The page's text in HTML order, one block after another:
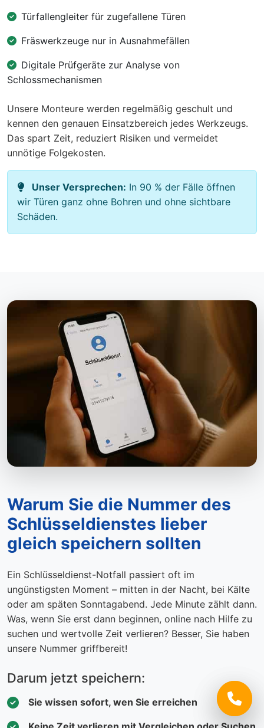
Türfallengleiter für zugefallene Türen
Fräswerkzeuge nur in Ausnahmefällen
Digitale Prüfgeräte zur Analyse von
Schlossmechanismen
Unsere Monteure werden regelmäßig geschult und
kennen den genauen Einsatzbereich jedes Werkzeugs.
Das spart Zeit, reduziert Risiken und vermeidet
unnötige Folgekosten.
Unser Versprechen: In 90 % der Fälle öffnen
wir Türen ganz ohne Bohren und ohne sichtbare
Schäden.
Warum Sie die Nummer des
Schlüsseldienstes lieber
gleich speichern sollten
Ein Schlüsseldienst-Notfall passiert oft im
ungünstigsten Moment – mitten in der Nacht, bei Kälte
oder am späten Sonntagabend. Jede Minute zählt dann.
Was, wenn Sie erst dann beginnen, online nach Hilfe zu
suchen und wertvolle Zeit verlieren? Besser, Sie haben
unsere Nummer griffbereit!
Darum jetzt speichern:
Sie wissen sofort, wen Sie erreichen